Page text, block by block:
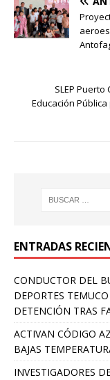
SLEP
Educación
ENTRADAS
CONDUCTOR DEL
DEPORTES
DETENCIÓN TRAS
ACTIVAN CÓDIGO
BAJAS
INVESTIGADORES